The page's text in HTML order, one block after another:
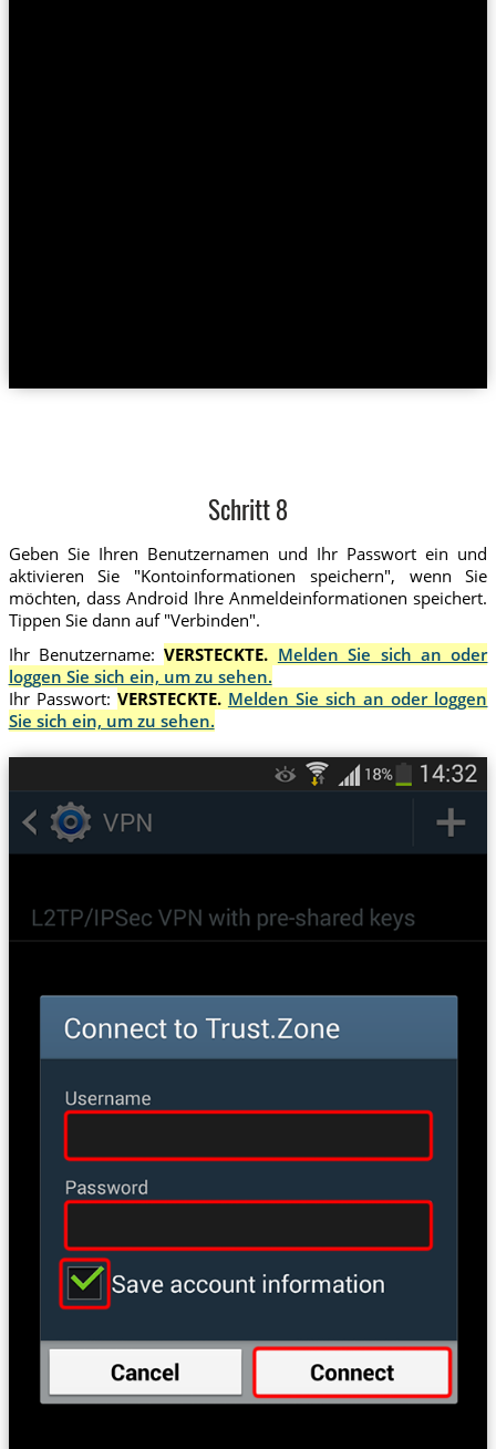
Schritt 8
Geben Sie Ihren Benutzernamen und Ihr Passwort ein und
aktivieren Sie "Kontoinformationen speichern", wenn Sie
möchten, dass Android Ihre Anmeldeinformationen speichert.
Tippen Sie dann auf "Verbinden".
Ihr Benutzername:VERSTECKTE. Melden Sie sich an oder
loggen Sie sich ein, um zu sehen.
Ihr Passwort: VERSTECKTE. Melden Sie sich an oder loggen
Sie sich ein, um zu sehen.